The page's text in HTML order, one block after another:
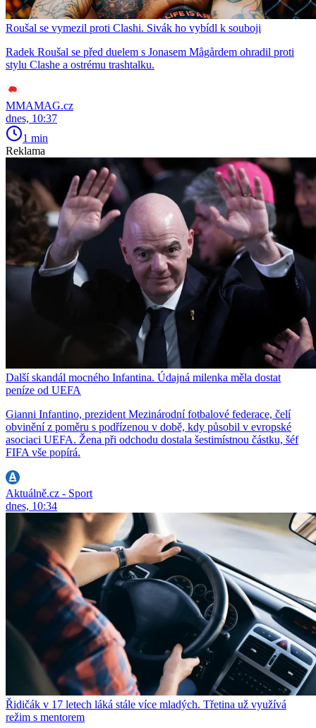
Roušal se vymezil proti Clashi. Sivák ho vybídl k souboji
Radek Roušal se před duelem s Jonasem Mågårdem ohradil proti
stylu Clashe a ostrému trashtalku.
MMAMAG.cz
dnes, 10:37
1 min
Reklama
Další skandál mocného Infantina. Údajná milenka měla dostat
peníze od UEFA
Gianni Infantino, prezident Mezinárodní fotbalové federace, čelí
obvinění z poměru s podřízenou v době, kdy působil v evropské
asociaci UEFA. Žena při odchodu dostala šestimístnou částku, šéf
FIFA vše popírá.
Aktuálně.cz - Sport
dnes, 10:34
Řidičák v 17 letech láká stále více mladých. Třetina už využívá
režim s mentorem